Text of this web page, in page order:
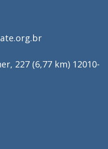
227 (6,77 km) 12010-